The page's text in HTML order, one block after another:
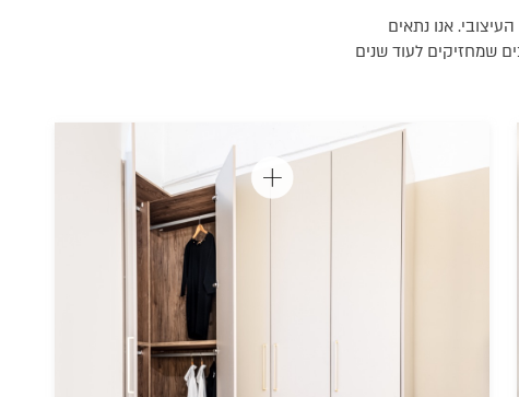
אנו נתאים
ארונות פתיחה מעוצבים שמחזיקים לעוד שנים